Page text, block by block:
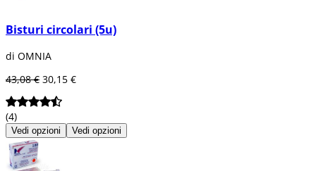
Bisturi circolari (5u)
di OMNIA
43,08 € 30,15 €
(4)
Vedi opzioni Vedi opzioni